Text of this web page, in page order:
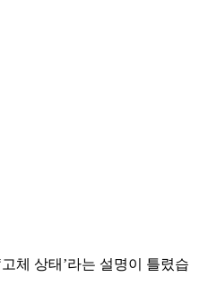
체 상태’라는 설명이 틀렸습